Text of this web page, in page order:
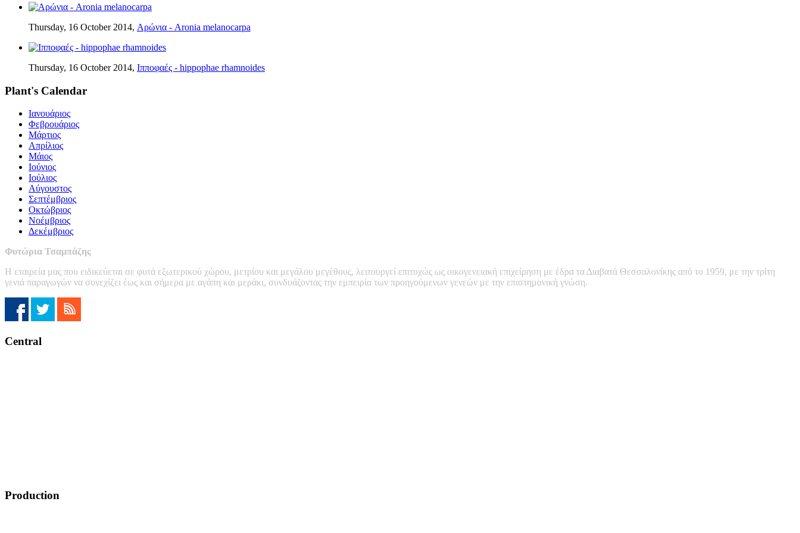
Thursday, 16 October 2014, Αρώνια - Aronia melanocarpa
Thursday, 16 October 2014, Ιπποφαές - hippophae rhamnoides
Plant's Calendar
Ιανουάριος
Φεβρουάριος
Μάρτιος
Απρίλιος
Μάιος
Ιούνιος
Ιούλιος
Αύγουστος
Σεπτέμβριος
Οκτώβριος
Νοέμβριος
Δεκέμβριος
Φυτώρια Τσαμπάζης
Η εταιρεία μας που ειδικεύεται σε φυτά εξωτερικού χώρου, μετρίου και μεγάλου μεγέθους, λειτουργεί επιτυχώς ως οικογενειακή επιχείρηση με έδρα τα Διαβατά Θεσσαλονίκης από το 1959, με την τρίτη
γενιά παραγωγών να συνεχίζει έως και σήμερα με αγάπη και μεράκι, συνδυάζοντας την εμπειρία των προηγούμενων γενεών με την επιστημονική γνώση.
Central
Production